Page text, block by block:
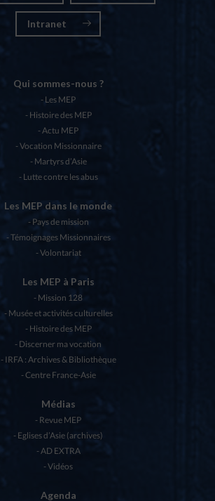
Intranet
Qui sommes-nous ?
Les MEP
Histoire des MEP
Actu MEP
Vocation Missionnaire
Martyrs d’Asie
Lutte contre les abus
Les MEP dans le monde
Pays de mission
Témoignages Missionnaires
Volontariat
Les MEP à Paris
Mission 128
Musée et activités culturelles
Histoire des MEP
Discerner ma vocation
IRFA : Archives & Bibliothèque
Centre France-Asie
Médias
Revue MEP
Eglises d’Asie (archives)
AD EXTRA
Vidéos
Agenda